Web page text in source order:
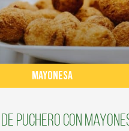
MAYONESA
puchero con